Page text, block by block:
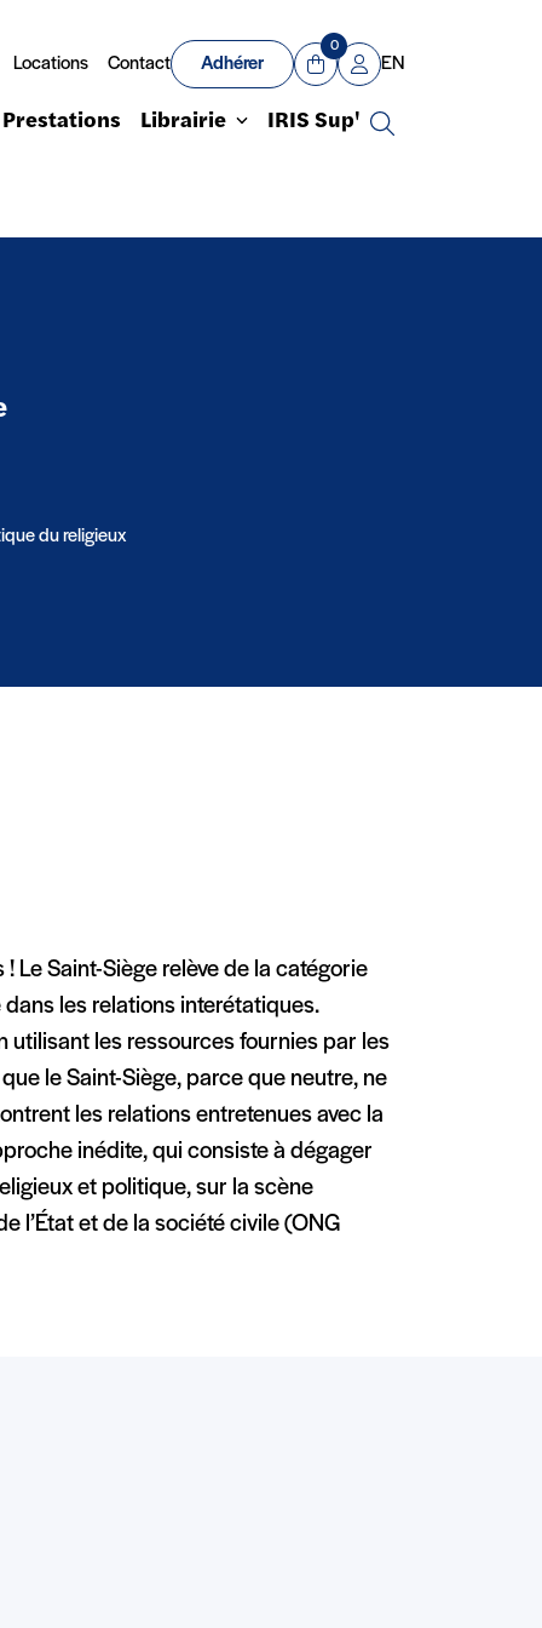
Locations Contact Adhérer
Panier
0
Mon compte
EN
Prestations Librairie IRIS Sup'
Recherche
du religieux
Le Saint-Siège relève de la catégorie
les relations interétatiques.
utilisant les ressources fournies par les
le Saint-Siège, parce que neutre, ne
les relations entretenues avec la
inédite, qui consiste à dégager
et politique, sur la scène
l’État et de la société civile (ONG